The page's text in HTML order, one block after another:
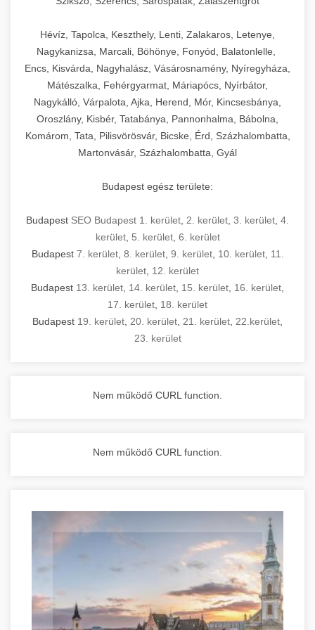
Hévíz, Tapolca, Keszthely, Lenti, Zalakaros, Letenye,
Nagykanizsa, Marcali, Böhönye, Fonyód, Balatonlelle,
Encs, Kisvárda, Nagyhalász, Vásárosnamény, Nyíregyháza,
Mátészalka, Fehérgyarmat, Máriapócs, Nyírbátor,
Nagykálló, Várpalota, Ajka, Herend, Mór, Kincsesbánya,
Oroszlány, Kisbér, Tatabánya, Pannonhalma, Bábolna,
Komárom, Tata, Pilisvörösvár, Bicske, Érd, Százhalombatta,
Martonvásár, Százhalombatta, Gyál
Budapest egész területe:
Budapest SEO Budapest 1. kerület 2. kerület 3. kerület 4.
kerület, 5. kerület, 6. kerület
Budapest 7. kerület, 8. kerület, 9. kerület, 10. kerület, 11.
kerület 12. kerület
Budapest 13. kerület 14. kerület 15. kerület 16. kerület
17. kerület 18. kerület
Budapest 19. kerület 20. kerület 21. kerület 22.kerület
23. kerület
Nem működő CURL function.
Nem működő CURL function.